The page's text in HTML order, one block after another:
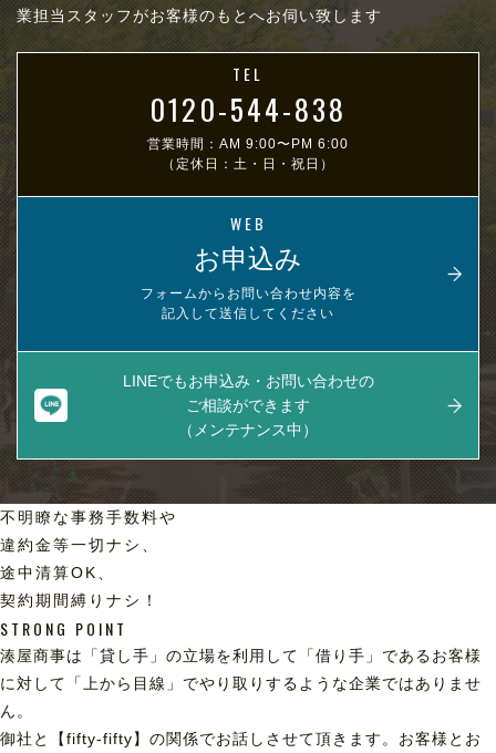
業担当スタッフがお客様のもとへお伺い致します
TEL
0120-544-838
営業時間：AM 9:00〜PM 6:00
（定休日：土・日・祝日）
WEB
お申込み
フォームからお問い合わせ内容を
記入して送信してください
LINEでもお申込み・お問い合わせの
ご相談ができます
（メンテナンス中）
不明瞭な事務手数料や
違約金等一切ナシ、
途中清算OK、
契約期間縛りナシ！
STRONG POINT
湊屋商事は「貸し手」の立場を利用して「借り手」であるお客様
に対して「上から目線」でやり取りするような企業ではありませ
ん。
御社と【fifty-fifty】の関係でお話しさせて頂きます。お客様とお